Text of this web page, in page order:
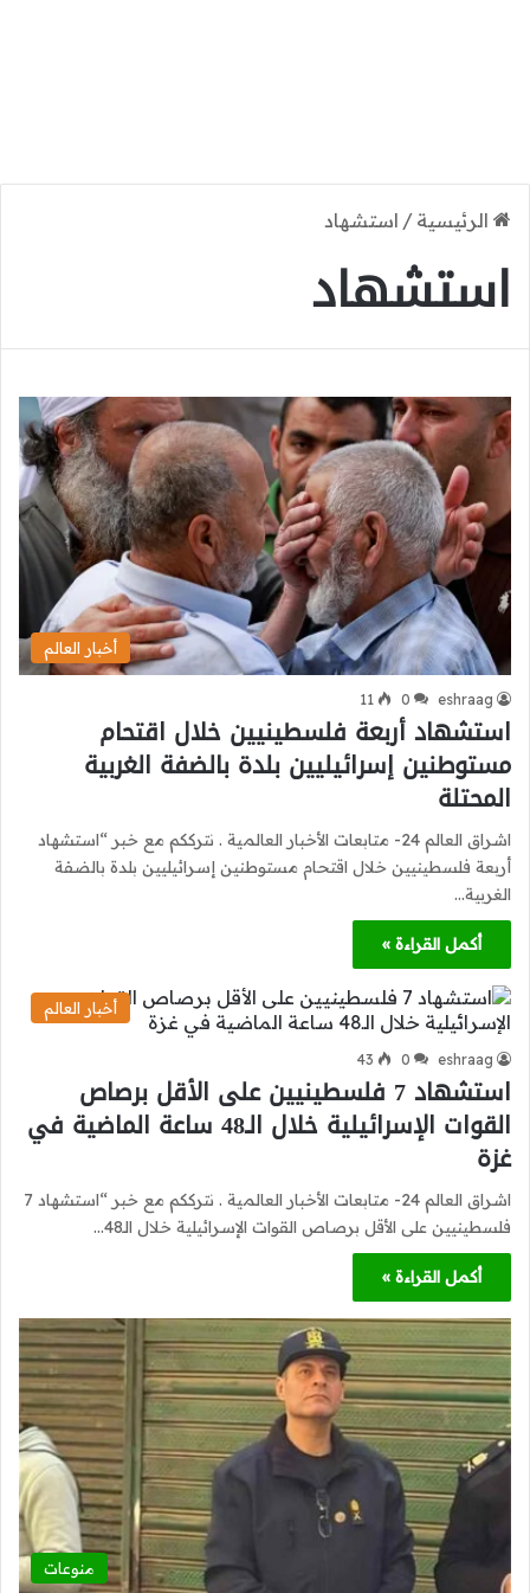
الرئيسية / استشهاد
استشهاد
أخبار العالم
eshraag
0
11
استشهاد أربعة فلسطينيين خلال اقتحام
مستوطنين إسرائيليين بلدة بالضفة الغربية
المحتلة
اشراق العالم 24- متابعات الأخبار العالمية . نترككم مع خبر “استشهاد
أربعة فلسطينيين خلال اقتحام مستوطنين إسرائيليين بلدة بالضفة
الغربية…
أكمل القراءة »
أخبار العالم
eshraag
0
43
استشهاد 7 فلسطينيين على الأقل برصاص
القوات الإسرائيلية خلال الـ48 ساعة الماضية في
غزة
اشراق العالم 24- متابعات الأخبار العالمية . نترككم مع خبر “استشهاد 7
فلسطينيين على الأقل برصاص القوات الإسرائيلية خلال الـ48…
أكمل القراءة »
منوعات